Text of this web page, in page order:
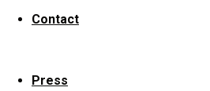
Contact
Press